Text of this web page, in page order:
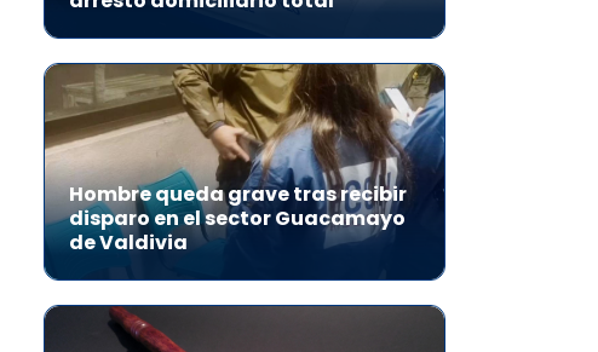
Hombre queda grave tras recibir
disparo en el sector Guacamayo
de Valdivia